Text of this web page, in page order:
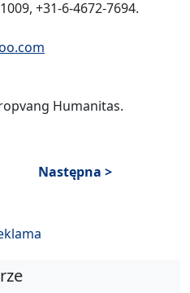
+31-6-4672-7694.
Humanitas.
Następna >